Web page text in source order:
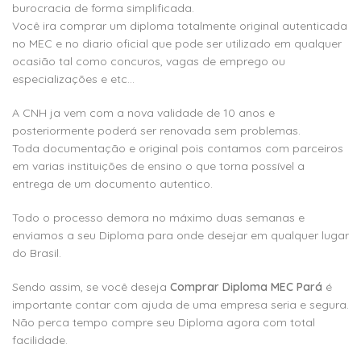
burocracia de forma simplificada.
Você ira comprar um diploma totalmente original autenticada
no MEC e no diario oficial que pode ser utilizado em qualquer
ocasião tal como concuros, vagas de emprego ou
especializações e etc…
A CNH ja vem com a nova validade de 10 anos e
posteriormente poderá ser renovada sem problemas.
Toda documentação e original pois contamos com parceiros
em varias instituições de ensino o que torna possível a
entrega de um documento autentico.
Todo o processo demora no máximo duas semanas e
enviamos a seu Diploma para onde desejar em qualquer lugar
do Brasil.
Sendo assim, se você deseja Comprar Diploma MEC Pará é
importante contar com ajuda de uma empresa seria e segura.
Não perca tempo compre seu Diploma agora com total
facilidade.